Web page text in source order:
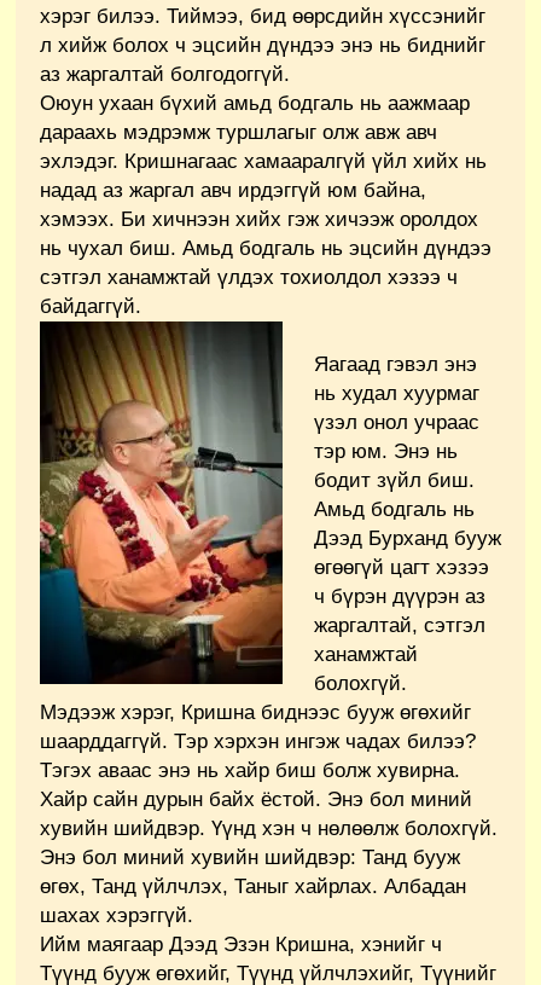
хэрэг билээ. Тиймээ, бид өөрсдийн хүссэнийг
л хийж болох ч эцсийн дүндээ энэ нь биднийг
аз жаргалтай болгодоггүй.
Оюун ухаан бүхий амьд бодгаль нь аажмаар
дараахь мэдрэмж туршлагыг олж авж авч
эхлэдэг. Кришнагаас хамааралгүй үйл хийх нь
надад аз жаргал авч ирдэггүй юм байна,
хэмээх. Би хичнээн хийх гэж хичээж оролдох
нь чухал биш. Амьд бодгаль нь эцсийн дүндээ
сэтгэл ханамжтай үлдэх тохиолдол хэзээ ч
байдаггүй.
Яагаад гэвэл энэ
нь худал хуурмаг
үзэл онол учраас
тэр юм. Энэ нь
бодит зүйл биш.
Амьд бодгаль нь
Дээд Бурханд бууж
өгөөгүй цагт хэзээ
ч бүрэн дүүрэн аз
жаргалтай, сэтгэл
ханамжтай
болохгүй.
Мэдээж хэрэг, Кришна биднээс бууж өгөхийг
шаарддаггүй. Тэр хэрхэн ингэж чадах билээ?
Тэгэх аваас энэ нь хайр биш болж хувирна.
Хайр сайн дурын байх ёстой. Энэ бол миний
хувийн шийдвэр. Үүнд хэн ч нөлөөлж болохгүй.
Энэ бол миний хувийн шийдвэр: Танд бууж
өгөх, Танд үйлчлэх, Таныг хайрлах. Албадан
шахах хэрэггүй.
Ийм маягаар Дээд Эзэн Кришна, хэнийг ч
Түүнд бууж өгөхийг, Түүнд үйлчлэхийг, Түүнийг